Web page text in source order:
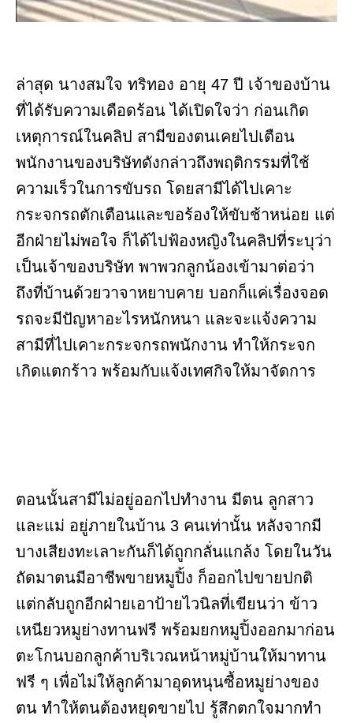
ล่าสุด นางสมใจ ทริทอง อายุ 47 ปี เจ้าของบ้าน
ที่ได้รับความเดือดร้อน ได้เปิดใจว่า ก่อนเกิด
เหตุการณ์ในคลิป สามีของตนเคยไปเตือน
พนักงานของบริษัทดังกล่าวถึงพฤติกรรมที่ใช้
ความเร็วในการขับรถ โดยสามีได้ไปเคาะ
กระจกรถตักเตือนและขอร้องให้ขับช้าหน่อย แต่
อีกฝ่ายไม่พอใจ ก็ได้ไปฟ้องหญิงในคลิปที่ระบุว่า
เป็นเจ้าของบริษัท พาพวกลูกน้องเข้ามาต่อว่า
ถึงที่บ้านด้วยวาจาหยาบคาย บอกก็แค่เรื่องจอด
รถจะมีปัญหาอะไรหนักหนา และจะแจ้งความ
สามีที่ไปเคาะกระจกรถพนักงาน ทำให้กระจก
เกิดแตกร้าว พร้อมกับแจ้งเทศกิจให้มาจัดการ
ตอนนั้นสามีไม่อยู่ออกไปทำงาน มีตน ลูกสาว
และแม่ อยู่ภายในบ้าน 3 คนเท่านั้น หลังจากมี
บางเสียงทะเลาะกันก็ได้ถูกกลั่นแกล้ง โดยในวัน
ถัดมาตนมีอาชีพขายหมูปิ้ง ก็ออกไปขายปกติ
แต่กลับถูกอีกฝ่ายเอาป้ายไวนิลที่เขียนว่า ข้าว
เหนียวหมูย่างทานฟรี พร้อมยกหมูปิ้งออกมาก่อน
ตะโกนบอกลูกค้าบริเวณหน้าหมู่บ้านให้มาทาน
ฟรี ๆ เพื่อไม่ให้ลูกค้ามาอุดหนุนซื้อหมูย่างของ
ตน ทำให้ตนต้องหยุดขายไป รู้สึกตกใจมากทำ